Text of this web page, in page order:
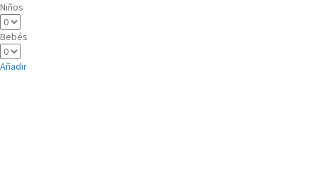
Niños
Bebés
Añadir